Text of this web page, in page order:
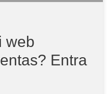
web
Entra